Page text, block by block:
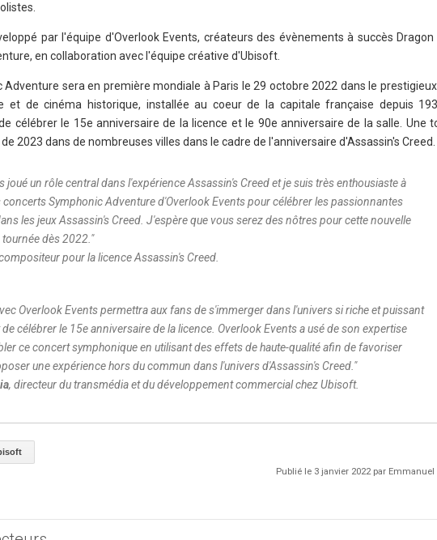
par l'équipe d'Overlook Events, créateurs des évènements à succès
en collaboration avec l'équipe créative d'Ubisoft.
Adventure sera en première mondiale à Paris le 29 octobre 2022 dans le prestigieux
et de cinéma historique, installée au coeur de la capitale française depuis
célébrer le 15e anniversaire de la licence et le 90e anniversaire de la salle. Une
2023 dans de nombreuses villes dans le cadre de l'anniversaire d'Assassin's Creed.
joué un rôle central dans l'expérience Assassin's Creed et je suis très enthousiaste à
concerts Symphonic Adventure d'Overlook Events pour célébrer les passionnantes
les jeux Assassin's Creed. J'espère que vous serez des nôtres pour cette nouvelle
dès 2022. "
pour la licence Assassin's Creed.
Overlook Events permettra aux fans de s'immerger dans l'univers si riche et puissant
célébrer le 15e anniversaire de la licence. Overlook Events a usé de son expertise
ce concert symphonique en utilisant des effets de haute-qualité afin de favoriser
une expérience hors du commun dans l'univers d'Assassin's Creed. "
, directeur du transmédia et du développement commercial chez Ubisoft.
Publié le 3 janvier 2022 par Emmanuel